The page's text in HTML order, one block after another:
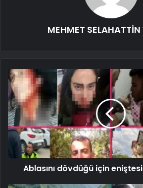
MEHMET
Ablasını dövdüğü için